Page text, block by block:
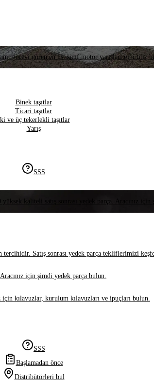
görevi gören en üst sınıf motor yarışları gibi titiz
Binek taşıtlar
Ticari taşıtlar
ve üç tekerlekli taşıtlar
Yarış
SSS
kaliteli satış sonrası yedek parça. Aracınız
Satış sonrası yedek parça tekliflerimizi
Aracınız için şimdi yedek parça bulun.
kılavuzlar, kurulum kılavuzları ve ipuçları bulun.
SSS
Başlamadan önce
Distribütörleri bul